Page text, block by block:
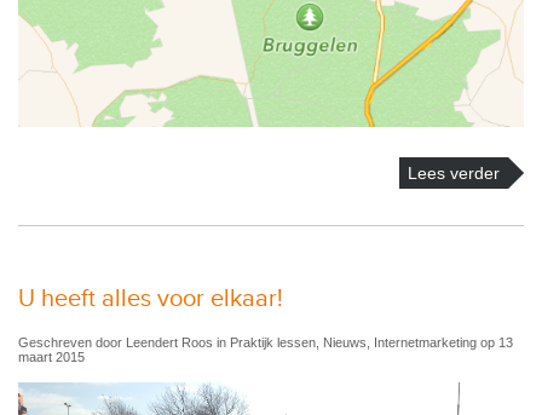
Lees verder
U heeft alles voor elkaar!
Geschreven door Leendert Roos in Praktijk lessen, Nieuws, Internetmarketing op 13
maart 2015